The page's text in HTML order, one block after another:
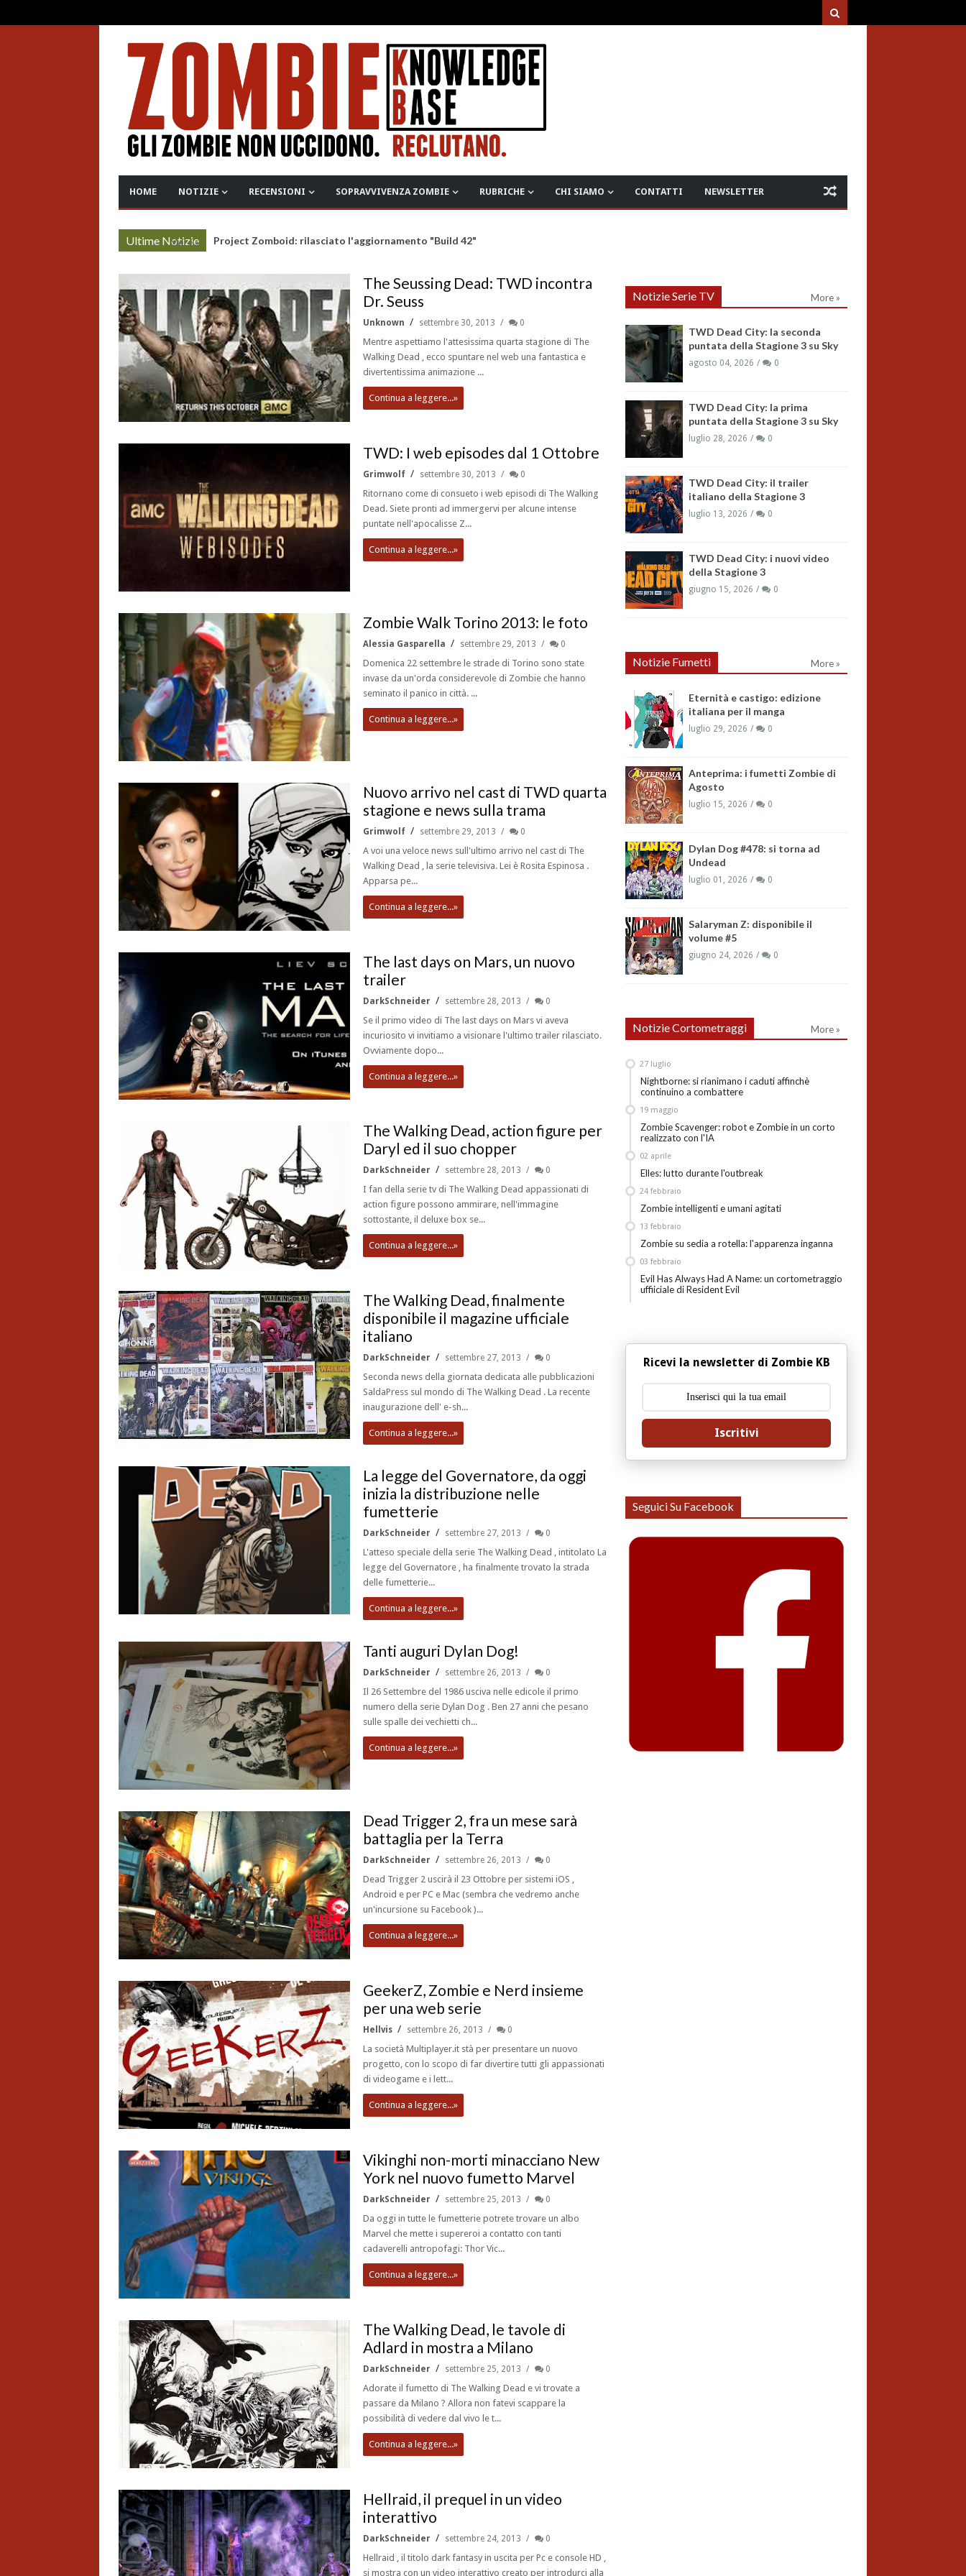
HOME NOTIZIE RECENSIONI SOPRAVVIVENZA ZOMBIE RUBRICHE CHI SIAMO CONTATTI NEWSLETTER
Ultime Notizie
More » Project Zomboid: rilasciato l'aggiornamento "Build 42"
The Seussing Dead: TWD incontra
Dr. Seuss
Unknown settembre 30, 2013 0
Mentre aspettiamo l'attesissima quarta stagione di The
Walking Dead , ecco spuntare nel web una fantastica e
divertentissima animazione ...
Continua a leggere...»
TWD: I web episodes dal 1 Ottobre
Grimwolf settembre 30, 2013 0
Ritornano come di consueto i web episodi di The Walking
Dead. Siete pronti ad immergervi per alcune intense
puntate nell'apocalisse Z...
Continua a leggere...»
Zombie Walk Torino 2013: le foto
Alessia Gasparella settembre 29, 2013 0
Domenica 22 settembre le strade di Torino sono state
invase da un'orda considerevole di Zombie che hanno
seminato il panico in città. ...
Continua a leggere...»
Nuovo arrivo nel cast di TWD quarta
stagione e news sulla trama
Grimwolf settembre 29, 2013 0
A voi una veloce news sull'ultimo arrivo nel cast di The
Walking Dead , la serie televisiva. Lei è Rosita Espinosa .
Apparsa pe...
Continua a leggere...»
The last days on Mars, un nuovo
trailer
DarkSchneider settembre 28, 2013 0
Se il primo video di The last days on Mars vi aveva
incuriosito vi invitiamo a visionare l'ultimo trailer rilasciato.
Ovviamente dopo...
Continua a leggere...»
The Walking Dead, action figure per
Daryl ed il suo chopper
DarkSchneider settembre 28, 2013 0
I fan della serie tv di The Walking Dead appassionati di
action figure possono ammirare, nell'immagine
sottostante, il deluxe box se...
Continua a leggere...»
The Walking Dead, finalmente
disponibile il magazine ufficiale
italiano
DarkSchneider settembre 27, 2013 0
Seconda news della giornata dedicata alle pubblicazioni
SaldaPress sul mondo di The Walking Dead . La recente
inaugurazione dell' e-sh...
Continua a leggere...»
La legge del Governatore, da oggi
inizia la distribuzione nelle
fumetterie
DarkSchneider settembre 27, 2013 0
L'atteso speciale della serie The Walking Dead , intitolato La
legge del Governatore , ha finalmente trovato la strada
delle fumetterie...
Continua a leggere...»
Tanti auguri Dylan Dog!
DarkSchneider settembre 26, 2013 0
Il 26 Settembre del 1986 usciva nelle edicole il primo
numero della serie Dylan Dog . Ben 27 anni che pesano
sulle spalle dei vechietti ch...
Continua a leggere...»
Dead Trigger 2, fra un mese sarà
battaglia per la Terra
DarkSchneider settembre 26, 2013 0
Dead Trigger 2 uscirà il 23 Ottobre per sistemi iOS ,
Android e per PC e Mac (sembra che vedremo anche
un'incursione su Facebook )...
Continua a leggere...»
GeekerZ, Zombie e Nerd insieme
per una web serie
Hellvis settembre 26, 2013 0
La società Multiplayer.it stà per presentare un nuovo
progetto, con lo scopo di far divertire tutti gli appassionati
di videogame e i lett...
Continua a leggere...»
Vikinghi non-morti minacciano New
York nel nuovo fumetto Marvel
DarkSchneider settembre 25, 2013 0
Da oggi in tutte le fumetterie potrete trovare un albo
Marvel che mette i supereroi a contatto con tanti
cadaverelli antropofagi: Thor Vic...
Continua a leggere...»
The Walking Dead, le tavole di
Adlard in mostra a Milano
DarkSchneider settembre 25, 2013 0
Adorate il fumetto di The Walking Dead e vi trovate a
passare da Milano ? Allora non fatevi scappare la
possibilità di vedere dal vivo le t...
Continua a leggere...»
Hellraid, il prequel in un video
interattivo
DarkSchneider settembre 24, 2013 0
Hellraid , il titolo dark fantasy in uscita per Pc e console HD ,
si mostra con un video interattivo creato per introdurci alla
Notizie Serie TV More »
TWD Dead City: la seconda
puntata della Stagione 3 su Sky
agosto 04, 2026 0
TWD Dead City: la prima
puntata della Stagione 3 su Sky
luglio 28, 2026 0
TWD Dead City: il trailer
italiano della Stagione 3
luglio 13, 2026 0
TWD Dead City: i nuovi video
della Stagione 3
giugno 15, 2026 0
Notizie Fumetti More »
Eternità e castigo: edizione
italiana per il manga
luglio 29, 2026 0
Anteprima: i fumetti Zombie di
Agosto
luglio 15, 2026 0
Dylan Dog #478: si torna ad
Undead
luglio 01, 2026 0
Salaryman Z: disponibile il
volume #5
giugno 24, 2026 0
Notizie Cortometraggi More »
Nightborne: si rianimano i caduti affinchè
continuino a combattere
27 luglio
Zombie Scavenger: robot e Zombie in un corto
realizzato con l'IA
19 maggio
Elles: lutto durante l'outbreak
02 aprile
Zombie intelligenti e umani agitati
24 febbraio
Zombie su sedia a rotella: l'apparenza inganna
13 febbraio
Evil Has Always Had A Name: un cortometraggio
uffiiciale di Resident Evil
03 febbraio
Ricevi la newsletter di Zombie KB
Iscritivi
Seguici Su Facebook